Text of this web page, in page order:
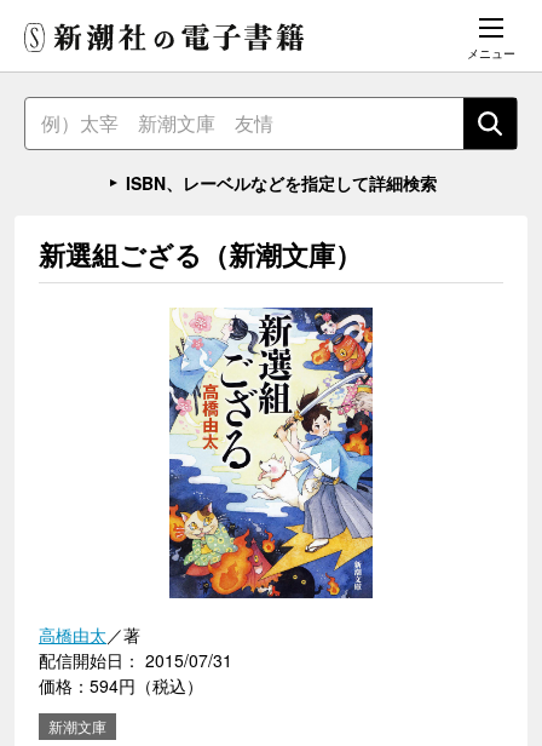
メニュー
ISBN、レーベルなどを指定して詳細検索
新選組ござる（新潮文庫）
高橋由太／著
配信開始日： 2015/07/31
価格：594円（税込）
新潮文庫